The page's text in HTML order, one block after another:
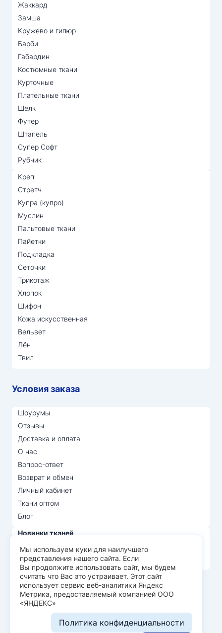
Жаккард
Замша
Кружево и гипюр
Барби
Габардин
Костюмные ткани
Курточные
Плательные ткани
Шёлк
Футер
Штапель
Супер Софт
Рубчик
Креп
Стретч
Купра (купро)
Муслин
Пальтовые ткани
Пайетки
Подкладка
Сеточки
Трикотаж
Хлопок
Шифон
Кожа искусственная
Вельвет
Лён
Твил
Условия заказа
Шоурумы
Отзывы
Доставка и оплата
О нас
Вопрос-ответ
Возврат и обмен
Личный кабинет
Ткани оптом
Блог
Новинки тканей
Распродажа тканей
Лидеры продаж
© Арт Текс — продажа тканей оптом, 2026
Пользовательское соглашение
Политика конфиденциальности
Разработка сайта —
Мы используем куки для наилучшего
представления нашего сайта. Если
Вы продолжите использовать сайт, мы будем
считать что Вас это устраивает. Этот сайт
использует сервис веб-аналитики Яндекс
Метрика, предоставляемый компанией ООО
«ЯНДЕКС»
Политика конфиденциальности